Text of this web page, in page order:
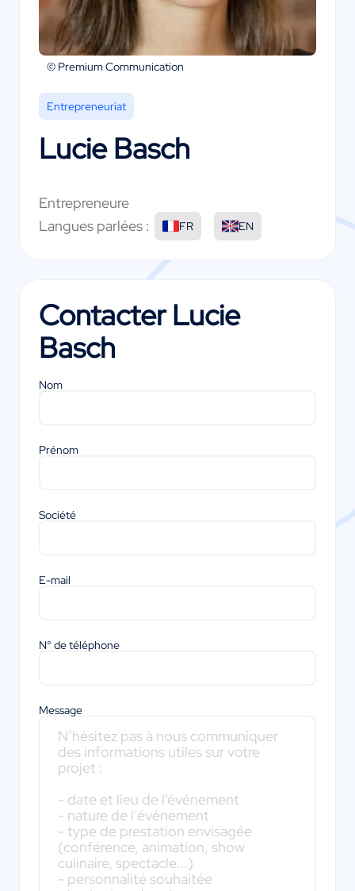
© Premium Communication
Entrepreneuriat
Lucie Basch
Entrepreneure
Langues parlées :
FR EN
ContacterLucie
Basch
Nom
Prénom
Société
E-mail
N° de téléphone
Message